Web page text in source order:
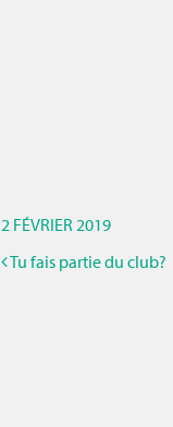
2 FÉVRIER 2019
Tu fais partie du club?